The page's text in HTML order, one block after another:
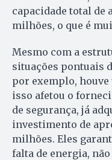
capacidade total de
milhões, o que é
Mesmo com a
situações pontuais
por exemplo, houve
isso afetou o
de segurança, já
investimento de
milhões. Eles
falta de energia,